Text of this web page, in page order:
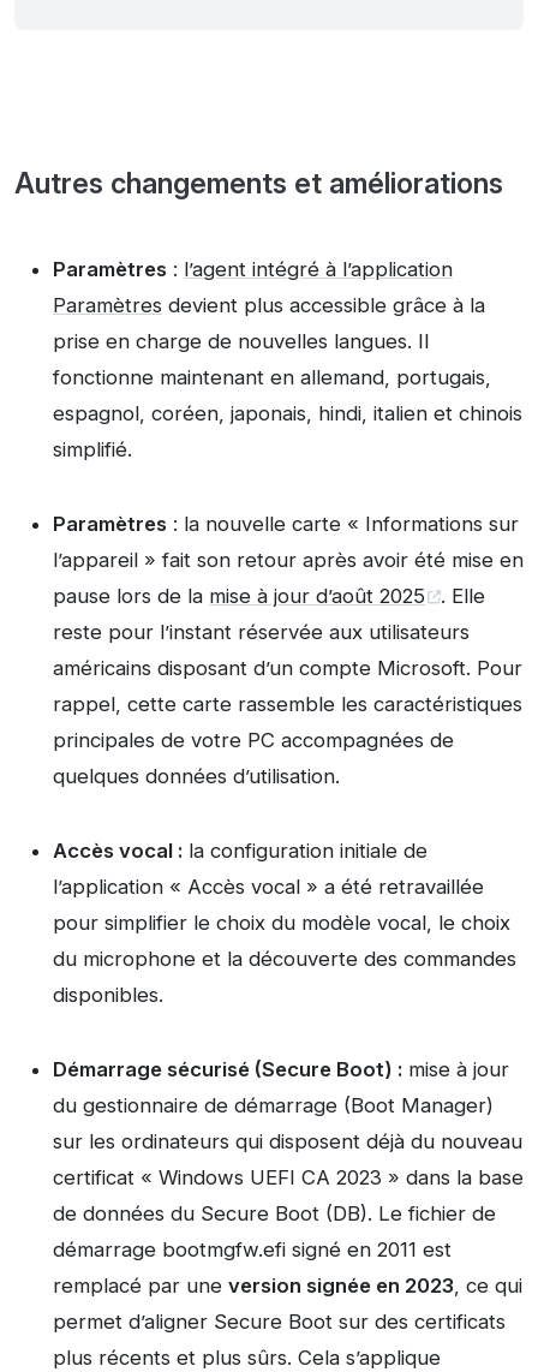
Autres changements et améliorations
Paramètres : l’agent intégré à l’application
Paramètres devient plus accessible grâce à la
prise en charge de nouvelles langues. Il
fonctionne maintenant en allemand, portugais,
espagnol, coréen, japonais, hindi, italien et chinois
simplifié.
Paramètres : la nouvelle carte « Informations sur
l’appareil » fait son retour après avoir été mise en
pause lors de la mise à jour d’août 2025
. Elle
reste pour l’instant réservée aux utilisateurs
américains disposant d’un compte Microsoft. Pour
rappel, cette carte rassemble les caractéristiques
principales de votre PC accompagnées de
quelques données d’utilisation.
Accès vocal : la configuration initiale de
l’application « Accès vocal » a été retravaillée
pour simplifier le choix du modèle vocal, le choix
du microphone et la découverte des commandes
disponibles.
Démarrage sécurisé (Secure Boot) : mise à jour
du gestionnaire de démarrage (Boot Manager)
sur les ordinateurs qui disposent déjà du nouveau
certificat « Windows UEFI CA 2023 » dans la base
de données du Secure Boot (DB). Le fichier de
démarrage bootmgfw.efi signé en 2011 est
remplacé par une version signée en 2023, ce qui
permet d’aligner Secure Boot sur des certificats
plus récents et plus sûrs. Cela s’applique